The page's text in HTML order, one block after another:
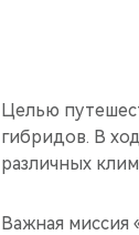
Целью
гибридов. В
различных
Важная миссия